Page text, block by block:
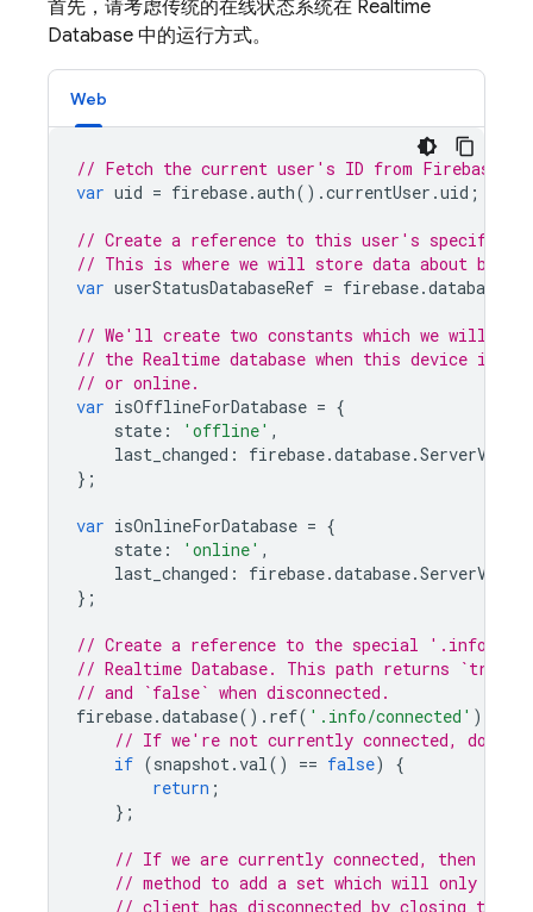
首先，请考虑传统的在线状态系统在 Realtime
Database 中的运行方式。
Web
// Fetch the current user's ID from Firebase
var uid = firebase.auth().currentUser .uid ;
// Create a reference to this user's specific
// This is where we will store data about
var userStatusDatabaseRef = firebase.database
// We'll create two constants which we will
// the Realtime database when this device is
// or online.
var isOfflineForDatabase = {
state : 'offline' ,
last_changed : firebase.database.ServerValue
};
var isOnlineForDatabase = {
state : 'online' ,
last_changed : firebase.database.ServerValue
};
// Create a reference to the special '.info/
// Realtime Database. This path returns `true`
// and `false` when disconnected.
firebase.database(). ref( '.info/connected' ).
// If we're not currently connected, don't
if (snapshot.val() == false)
{
return ;
};
// If we are currently connected, then use
// method to add a set which will only
// client has disconnected by closing the